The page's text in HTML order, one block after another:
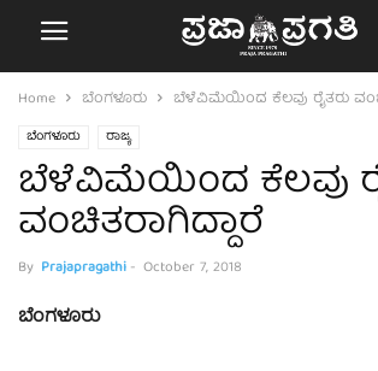
Home ಬೆಂಗಳೂರು ಬೆಳೆವಿಮೆಯಿಂದ ಕೆಲವು ರೈತರು
ಬೆಂಗಳೂರು ರಾಜ್ಯ
ಬೆಳೆವಿಮೆಯಿಂದ ಕೆಲವು
ವಂಚಿತರಾಗಿದ್ದಾರೆ
By Prajapragathi- October 7, 2018
ಬೆಂಗಳೂರು